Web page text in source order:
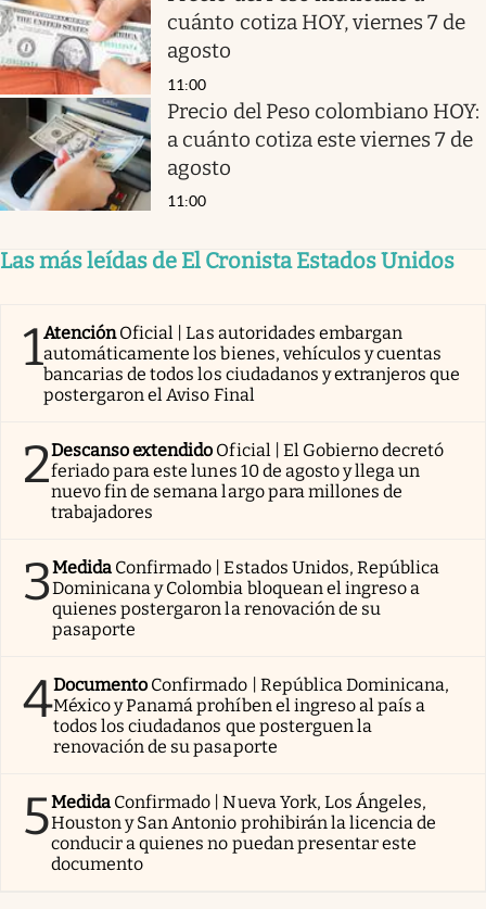
cuánto cotiza HOY, viernes 7 de
agosto
11:00
Precio del Peso colombiano HOY:
a cuánto cotiza este viernes 7 de
agosto
11:00
Las más leídas de El Cronista Estados Unidos
1AtenciónOficial | Las autoridades embargan
automáticamente los bienes, vehículos y cuentas
bancarias de todos los ciudadanos y extranjeros que
postergaron el Aviso Final
2Descanso extendido Oficial | El Gobierno decretó
feriado para este lunes 10 de agosto y llega un
nuevo fin de semana largo para millones de
trabajadores
3Medida Confirmado | Estados Unidos, República
Dominicana y Colombia bloquean el ingreso a
quienes postergaron la renovación de su
pasaporte
4Documento Confirmado | República Dominicana,
México y Panamá prohíben el ingreso al país a
todos los ciudadanos que posterguen la
renovación de su pasaporte
5Medida Confirmado | Nueva York, Los Ángeles,
Houston y San Antonio prohibirán la licencia de
conducir a quienes no puedan presentar este
documento